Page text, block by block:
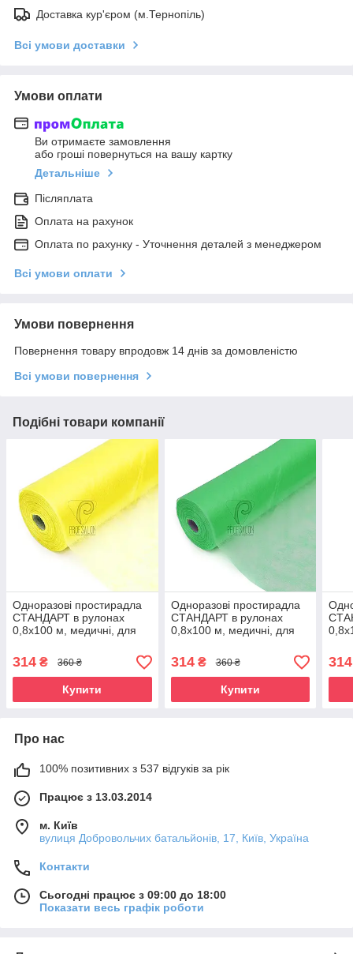
Доставка кур'єром (м.Тернопіль)
Всі умови доставки
Умови оплати
Ви отримаєте замовлення
або гроші повернуться на вашу картку
Детальніше
Післяплата
Оплата на рахунок
Оплата по рахунку - Уточнення деталей з менеджером
Всі умови оплати
Умови повернення
Повернення товару впродовж 14 днів за домовленістю
Всі умови повернення
Подібні товари компанії
Одноразові простирадла
СТАНДАРТ в рулонах
0,8х100 м, медичні, для
314 ₴ 360 ₴
Купити
Одноразові простирадла
СТАНДАРТ в рулонах
0,8х100 м, медичні, для
314₴ 360 ₴
Купити
314
Про нас
100% позитивних з 537 відгуків за рік
Працює з 13.03.2014
м. Київ
вулиця Добровольчих батальйонів, 17, Київ, Україна
Контакти
Сьогодні працює з 09:00 до 18:00
Показати весь графік роботи